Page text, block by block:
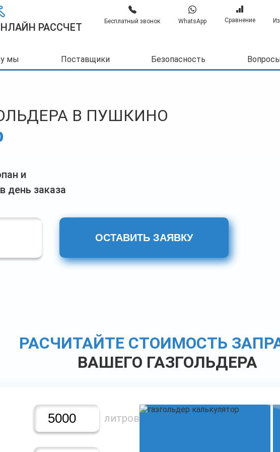
РАССЧЕТ Бесплатный звонок WhatsApp Сравнение
мы Поставщики Безопасность
В ПУШКИНО
и
день заказа
ОСТАВИТЬ ЗАЯВКУ
РАСЧИТАЙТЕ СТОИМОСТЬ
ВАШЕГО ГАЗГОЛЬДЕРА
литров